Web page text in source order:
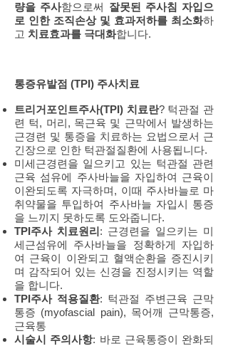
량을 주사함으로써 잘못된 주사침 자입으
로 인한 조직손상 및 효과저하를 최소화하
고 치료효과를 극대화합니다.
통증유발점 (TPI) 주사치료
트리거포인트주사(TPI) 치료란? 턱관절 관
련 턱, 머리, 목근육 및 근막에서 발생하는
근경련 및 통증을 치료하는 요법으로서 근
긴장으로 인한 턱관절질환에 사용됩니다.
미세근경련을 일으키고 있는 턱관절 관련
근육 섬유에 주사바늘을 자입하여 근육이
이완되도록 자극하며, 이때 주사바늘로 마
취약물을 투입하여 주사바늘 자입시 통증
을 느끼지 못하도록 도와줍니다.
TPI주사 치료원리: 근경련을 일으키는 미
세근섬유에 주사바늘을 정확하게 자입하
여 근육이 이완되고 혈액순환을 증진시키
며 감작되어 있는 신경을 진정시키는 역할
을 합니다.
TPI주사 적용질환: 턱관절 주변근육 근막
통증 (myofascial pain), 목어깨 근막통증,
근육통
시술시 주의사항: 바로 근육통증이 완화되